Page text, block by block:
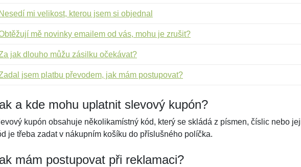
Nesedí mi velikost, kterou jsem si objednal
mě novinky emailem od vás, mohu je zrušit?
jak dlouho můžu zásilku očekávat?
jsem platbu převodem, jak mám postupovat?
a kde mohu uplatnit slevový kupón?
kupón obsahuje několikamístný kód, který se skládá z písmen, číslic nebo
je třeba zadat v nákupním košíku do příslušného políčka.
mám postupovat při reklamaci?